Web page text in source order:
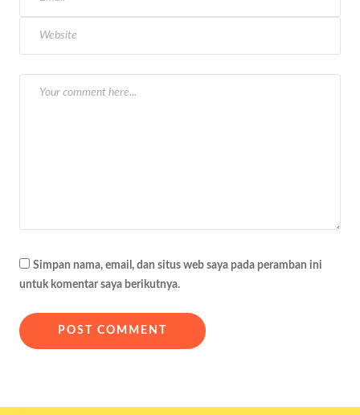
p
Simpan nama, email, dan situs web saya pada peramban ini
untuk komentar saya berikutnya.